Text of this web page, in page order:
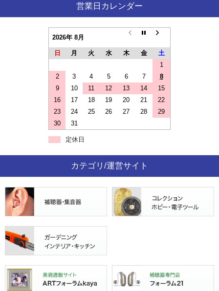
営業日カレンダー
2026年 8月
日 月 火 水 木 金
土
1
2
3 4 5 6 7
8
9
10 11 12 13 14
15
16
17 18 19 20 21
22
23
24 25 26 27 28
29
30
31
定休日
カテゴリ/運営サイト